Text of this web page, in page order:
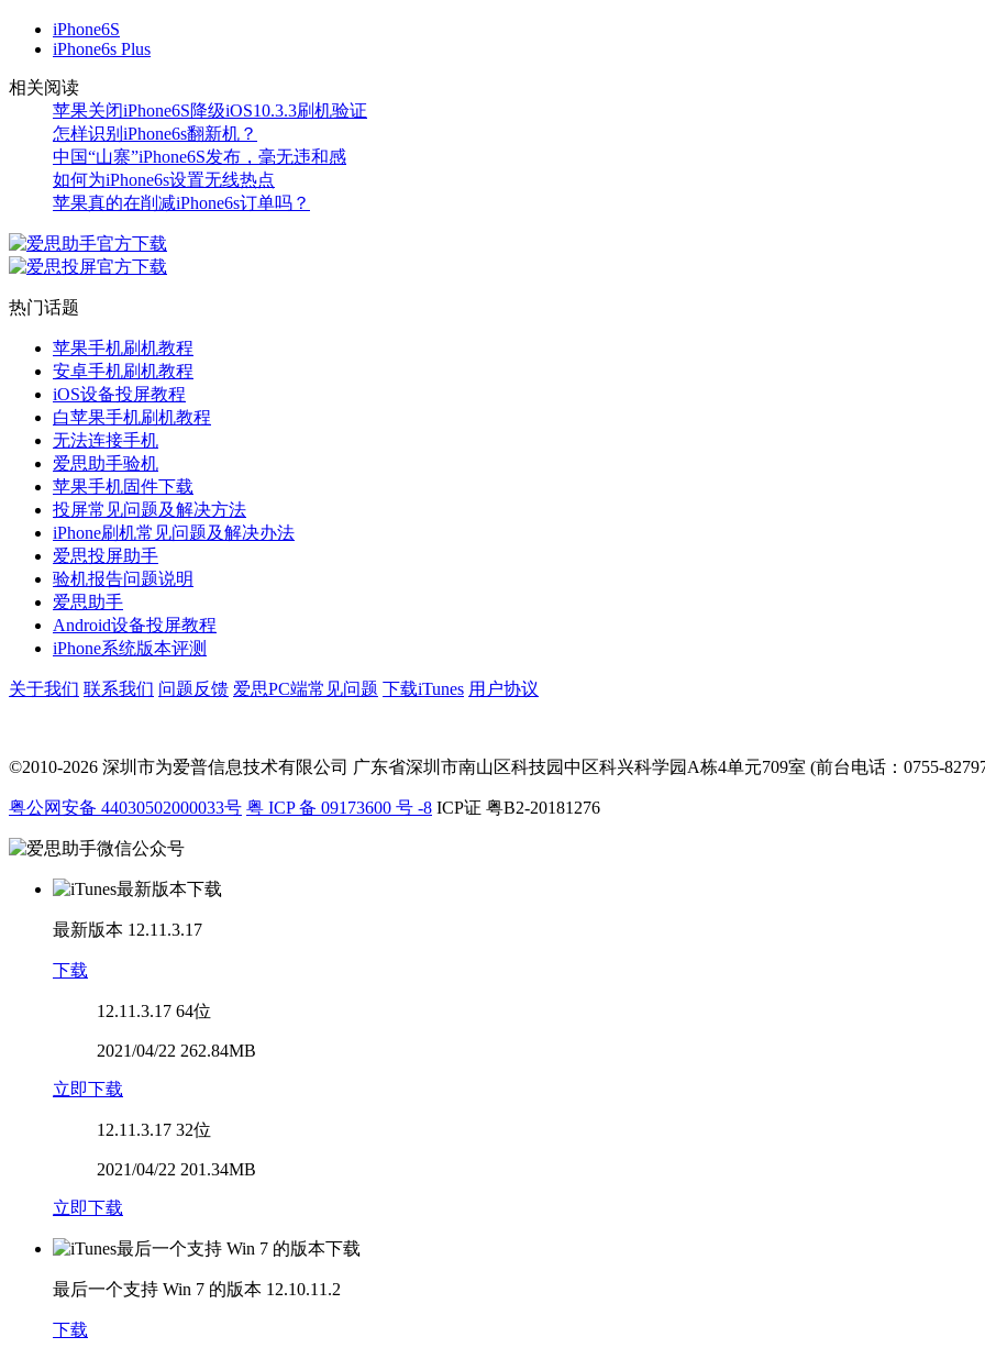
iPhone6S
iPhone6s Plus
相关阅读
苹果关闭iPhone6S降级iOS10.3.3刷机验证
怎样识别iPhone6s翻新机？
中国“山寨”iPhone6S发布，毫无违和感
如何为iPhone6s设置无线热点
苹果真的在削减iPhone6s订单吗？
热门话题
苹果手机刷机教程
安卓手机刷机教程
iOS设备投屏教程
白苹果手机刷机教程
无法连接手机
爱思助手验机
苹果手机固件下载
投屏常见问题及解决方法
iPhone刷机常见问题及解决办法
爱思投屏助手
验机报告问题说明
爱思助手
Android设备投屏教程
iPhone系统版本评测
关于我们 联系我们 问题反馈 爱思PC端常见问题 下载iTunes 用户协议
©2010-2026 深圳市为爱普信息技术有限公司 广东省深圳市南山区科技园中区科兴科学园A栋4单元709室 (前台电话：0755-
粤公网安备 44030502000033号 粤 ICP 备 09173600 号 -8 ICP证 粤B2-20181276
最新版本 12.11.3.17
下载
12.11.3.17 64位
2021/04/22 262.84MB
立即下载
12.11.3.17 32位
2021/04/22 201.34MB
立即下载
最后一个支持 Win 7 的版本 12.10.11.2
下载